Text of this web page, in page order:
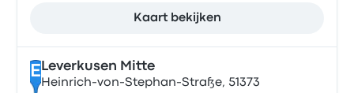
Kaart bekijken
E Leverkusen Mitte
Heinrich-von-Stephan-Straße, 51373